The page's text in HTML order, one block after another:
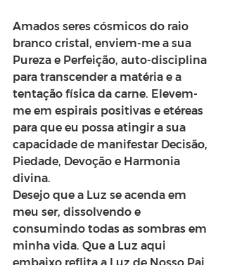
Amados seres cósmicos do raio
branco cristal, enviem-me a sua
Pureza e Perfeição, auto-disciplina
para transcender a matéria e a
tentação física da carne. Elevem-
me em espirais positivas e etéreas
para que eu possa atingir a sua
capacidade de manifestar Decisão,
Piedade, Devoção e Harmonia
divina.
Desejo que a Luz se acenda em
meu ser, dissolvendo e
consumindo todas as sombras em
minha vida. Que a Luz aqui